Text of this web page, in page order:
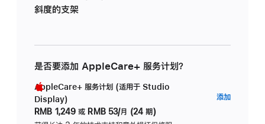
斜度的支架
是否要添加 AppleCare+ 服务计划？
AppleCare+ 服务计划 (适用于 Studio
Display)
RMB 1,249 或 RMB 53/月 (24 期)
添加